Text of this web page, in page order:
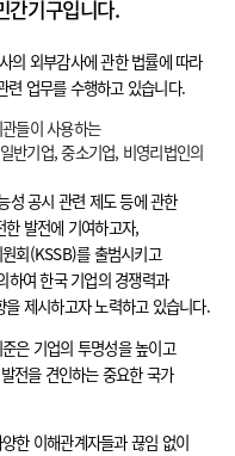
간기구입니다.
의 외부감사에 관한 법률에 따라
련 업무를 수행하고 있습니다.
들이 사용하는
반기업, 중소기업, 비영리법인의
성 공시 관련 제도 등에 관한
한 발전에 기여하고자,
회(KSSB)를 출범시키고
하여 한국 기업의 경쟁력과
제시하고자 노력하고 있습니다.
은 기업의 투명성을 높이고
전을 견인하는 중요한 국가
한 이해관계자들과 끊임 없이